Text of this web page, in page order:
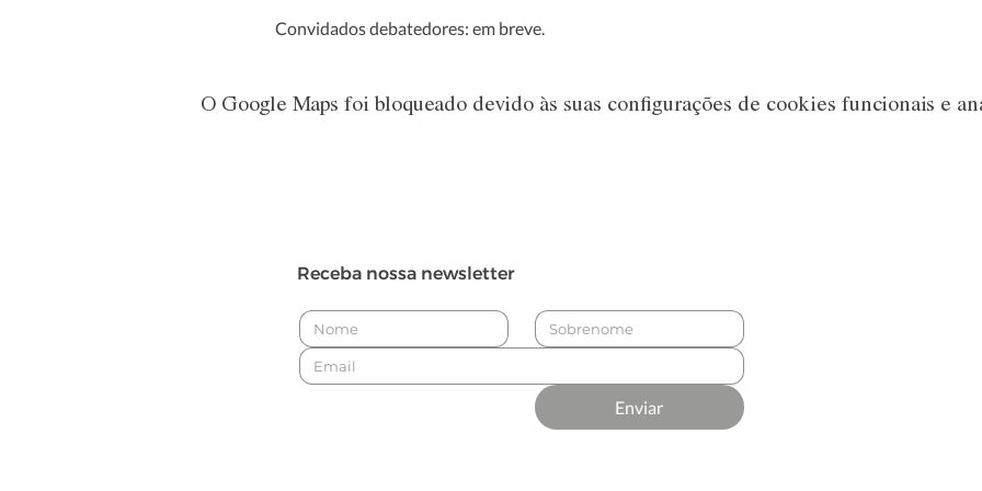
Convidados debatedores: em breve.
O Google Maps foi bloqueado devido às suas configurações de cookies funcionais e
Receba nossa newsletter
Enviar